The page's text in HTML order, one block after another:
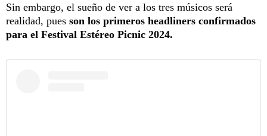
Sin embargo, el sueño de ver a los tres músicos será
realidad, pues son los primeros headliners confirmados
para el Festival Estéreo Picnic 2024.